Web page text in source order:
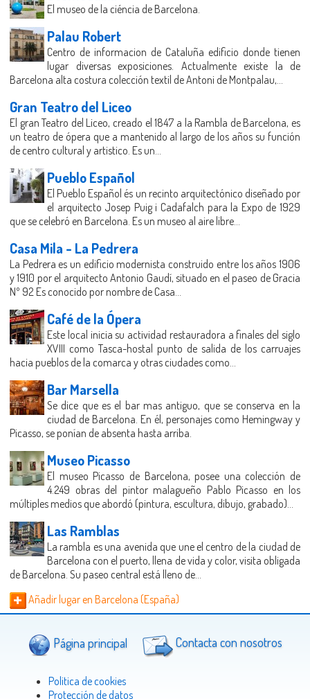
El museo de la ciéncia de Barcelona.
Palau Robert
Centro de informacion de Cataluña edificio donde tienen
lugar diversas exposiciones. Actualmente existe la de
Barcelona alta costura colección textil de Antoni de Montpalau,...
Gran Teatro del Liceo
El gran Teatro del Liceo, creado el 1847 a la Rambla de Barcelona, es
un teatro de ópera que a mantenido al largo de los años su función
de centro cultural y artistico. Es un...
Pueblo Español
El Pueblo Español és un recinto arquitectónico diseñado por
el arquitecto Josep Puig i Cadafalch para la Expo de 1929
que se celebró en Barcelona. Es un museo al aire libre...
Casa Mila - La Pedrera
La Pedrera es un edificio modernista construido entre los años 1906
y 1910 por el arquitecto Antonio Gaudí, situado en el paseo de Gracia
Nº 92 Es conocido por nombre de Casa...
Café de la Ópera
Este local inicia su actividad restauradora a finales del siglo
XVIII como Tasca-hostal punto de salida de los carruajes
hacia pueblos de la comarca y otras ciudades como...
Bar Marsella
Se dice que es el bar mas antiguo, que se conserva en la
ciudad de Barcelona. En él, personajes como Hemingway y
Picasso, se ponían de absenta hasta arriba.
Museo Picasso
El museo Picasso de Barcelona, posee una colección de
4.249 obras del pintor malagueño Pablo Picasso en los
múltiples medios que abordó (pintura, escultura, dibujo, grabado)...
Las Ramblas
La rambla es una avenida que une el centro de la ciudad de
Barcelona con el puerto, llena de vida y color, visita obligada
de Barcelona. Su paseo central está lleno de...
Añadir lugar en Barcelona (España)
Página principal Contacta con nosotros
Politica de cookies
Protección de datos